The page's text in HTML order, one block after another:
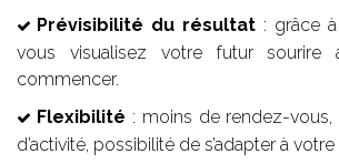
Prévisibilité du résultat : grâce
vous visualisez votre futur sourire
commencer.
Flexibilité : moins de rendez-
d’activité, possibilité de s’adapter à